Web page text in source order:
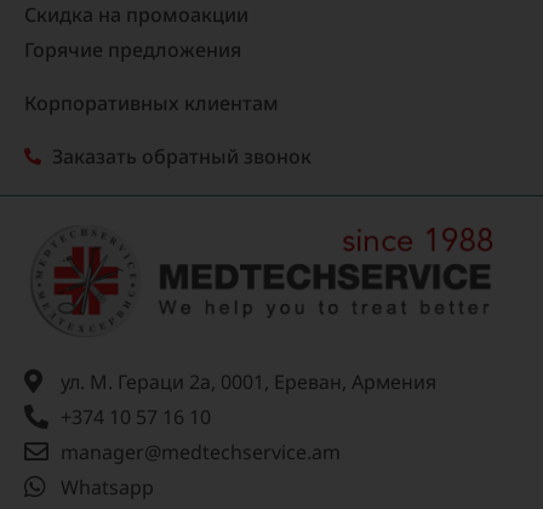
Скидка на промоакции
Горячие предложения
Корпоративных клиентам
Заказать обратный звонок
ул. М. Гераци 2а, 0001, Ереван, Армения
+374 10 57 16 10
manager@medtechservice.am
Whatsapp